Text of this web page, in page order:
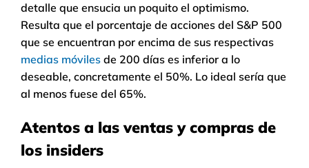
detalle que ensucia un poquito el optimismo.
Resulta que el porcentaje de acciones del S&P 500
que se encuentran por encima de sus respectivas
medias móviles de 200 días es inferior a lo
deseable, concretamente el 50%. Lo ideal sería que
al menos fuese del 65%.
Atentos a las ventas y compras de
los insiders